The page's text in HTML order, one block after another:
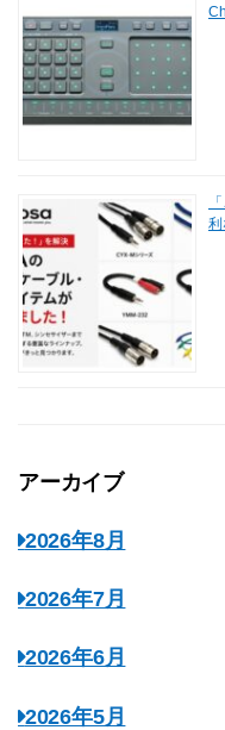
利
アーカイブ
2026年8月
2026年7月
2026年6月
2026年5月